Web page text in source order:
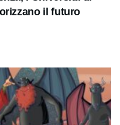
il futuro